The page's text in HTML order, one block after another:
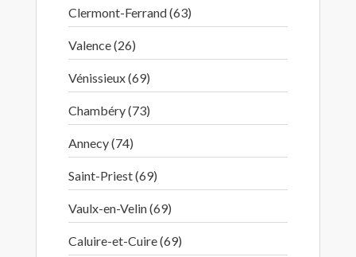
Clermont-Ferrand (63)
Valence (26)
Vénissieux (69)
Chambéry (73)
Annecy (74)
Saint-Priest (69)
Vaulx-en-Velin (69)
Caluire-et-Cuire (69)